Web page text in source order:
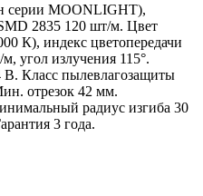
серии MOONLIGHT),
2835 120 шт/м. Цвет
К), индекс цветопередачи
угол излучения 115°.
Класс пылевлагозащиты
отрезок 42 мм.
радиус изгиба 30
3 года.